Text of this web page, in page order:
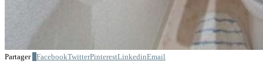
Partager FacebookTwitterPinterestLinkedinEmail